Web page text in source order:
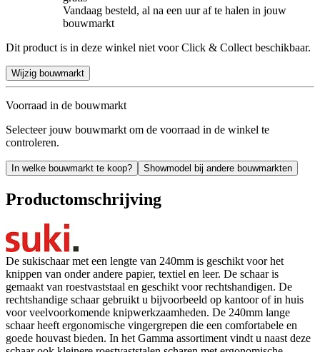
Vandaag besteld, al na een uur af te halen in jouw
bouwmarkt
Dit product is in deze winkel niet voor Click & Collect beschikbaar.
Wijzig bouwmarkt
Voorraad in de bouwmarkt
Selecteer jouw bouwmarkt om de voorraad in de winkel te
controleren.
In welke bouwmarkt te koop? Showmodel bij andere bouwmarkten
Productomschrijving
De sukischaar met een lengte van 240mm is geschikt voor het
knippen van onder andere papier, textiel en leer. De schaar is
gemaakt van roestvaststaal en geschikt voor rechtshandigen. De
rechtshandige schaar gebruikt u bijvoorbeeld op kantoor of in huis
voor veelvoorkomende knipwerkzaamheden. De 240mm lange
schaar heeft ergonomische vingergrepen die een comfortabele en
goede houvast bieden. In het Gamma assortiment vindt u naast deze